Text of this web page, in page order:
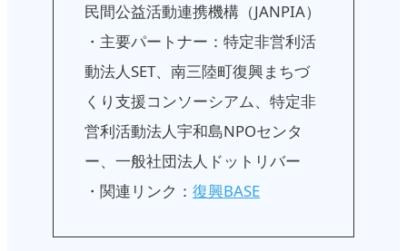
民間公益活動連携機構（JANPIA）
・主要パートナー：特定非営利活
動法人SET、南三陸町復興まちづ
くり支援コンソーシアム、特定非
営利活動法人宇和島NPOセンタ
ー、一般社団法人ドットリバー
・関連リンク： 復興BASE